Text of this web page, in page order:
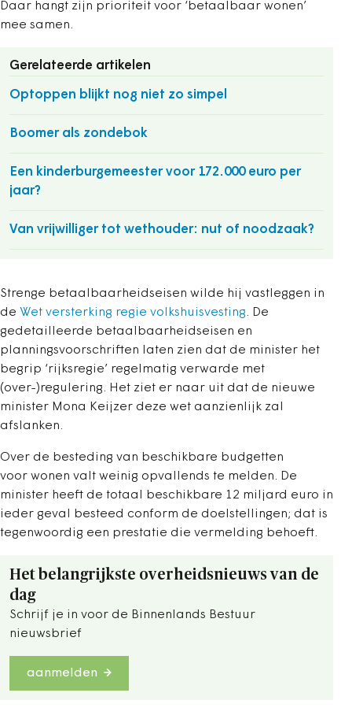
Daar hangt zijn prioriteit voor ‘betaalbaar wonen’
mee samen.
Gerelateerde artikelen
Optoppen blijkt nog niet zo simpel
Boomer als zondebok
Een kinderburgemeester voor 172.000 euro per
jaar?
Van vrijwilliger tot wethouder: nut of noodzaak?
Strenge betaalbaarheidseisen wilde hij vastleggen in
de Wet versterking regie volkshuisvesting. De
gedetailleerde betaalbaarheidseisen en
planningsvoorschriften laten zien dat de minister het
begrip ‘rijksregie’ regelmatig verwarde met
(over-)regulering. Het ziet er naar uit dat de nieuwe
minister Mona Keijzer deze wet aanzienlijk zal
afslanken.
Over de besteding van beschikbare budgetten
voor wonen valt weinig opvallends te melden. De
minister heeft de totaal beschikbare 12 miljard euro in
ieder geval besteed conform de doelstellingen; dat is
tegenwoordig een prestatie die vermelding behoeft.
Het belangrijkste overheidsnieuws van de
dag
Schrijf je in voor de Binnenlands Bestuur
nieuwsbrief
aanmelden